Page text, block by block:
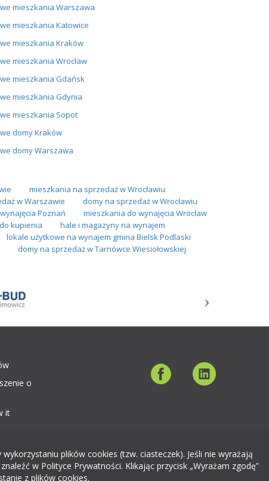
mieszkania Warszawa
mieszkania Katowice
mieszkania Kraków
mieszkania Wrocław
mieszkania Gdańsk
mieszkania Gdynia
mieszkania Sopot
domy Kraków
domy Warszawa
mieszkania na sprzedaż w Wrocławiu
w Warszawie
domy na sprzedaż w Wrocławiu
Poznań
mieszkania do wynajęcia Wrocław
kupienia
hale i magazyny na wynajem
lokale użytkowe na wynajem gmina Bielsk Podlaski
domy na sprzedaż w Tarnówce Wiesiołowskiej
o
it
plików cookies (tzw. ciasteczek). Jeśli nie wyrażają
w Polityce Prywatności. Klikając przycisk „Wyrażam zgodę”
z plików cookies.